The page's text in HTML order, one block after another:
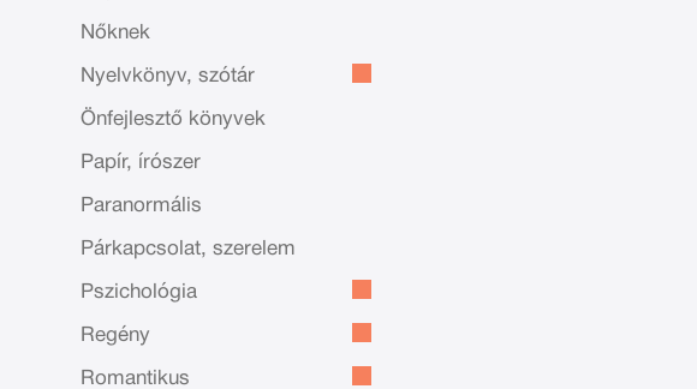
Nőknek
Nyelvkönyv, szótár
Önfejlesztő könyvek
Papír, írószer
Paranormális
Párkapcsolat, szerelem
Pszichológia
Regény
Romantikus